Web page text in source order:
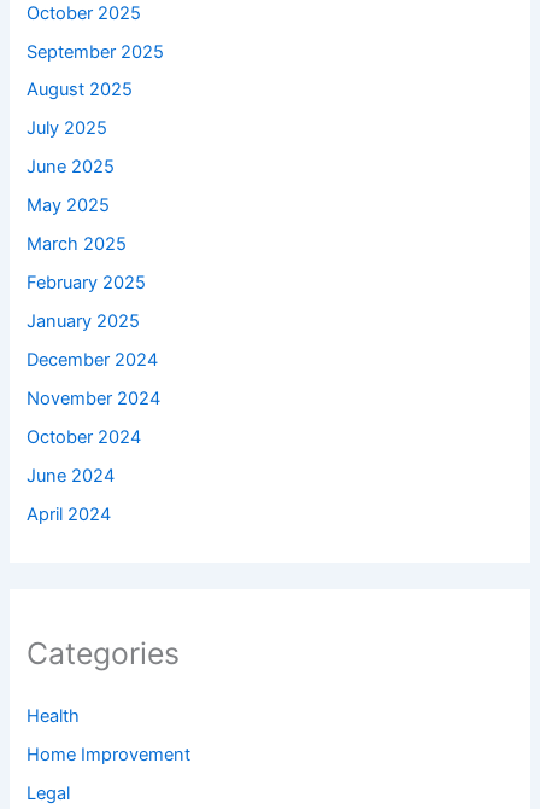
October 2025
September 2025
August 2025
July 2025
June 2025
May 2025
March 2025
February 2025
January 2025
December 2024
November 2024
October 2024
June 2024
April 2024
Categories
Health
Home Improvement
Legal